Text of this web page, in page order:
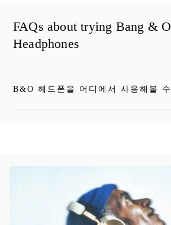
FAQs about trying Bang &
Headphones
B&O 헤드폰을 어디에서 사용해볼
자세한 내용을 보시려면 클릭하세요